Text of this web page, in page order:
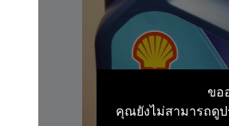
ขอ
คุณยังไม่สามารถดู